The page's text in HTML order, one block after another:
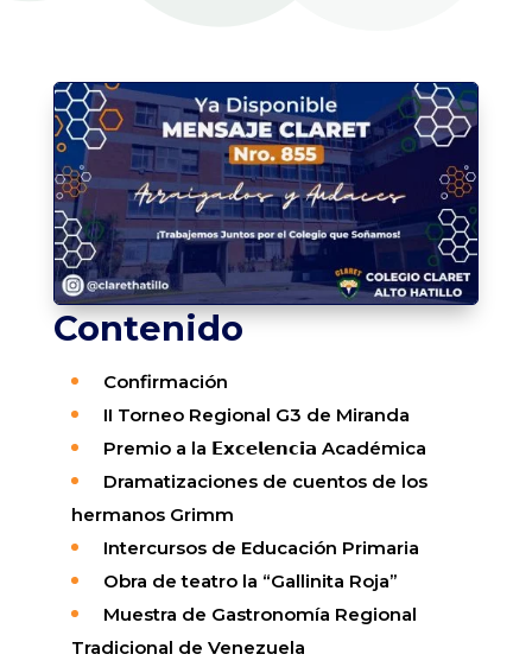
Contenido
Confirmación
II Torneo Regional G3 de Miranda
Premio a la 𝗘𝘅𝗰𝗲𝗹𝗲𝗻𝗰𝗶𝗮 Académica
Dramatizaciones de cuentos de los
hermanos Grimm
Intercursos de Educación Primaria
Obra de teatro la “Gallinita Roja”
Muestra de Gastronomía Regional
Tradicional de Venezuela